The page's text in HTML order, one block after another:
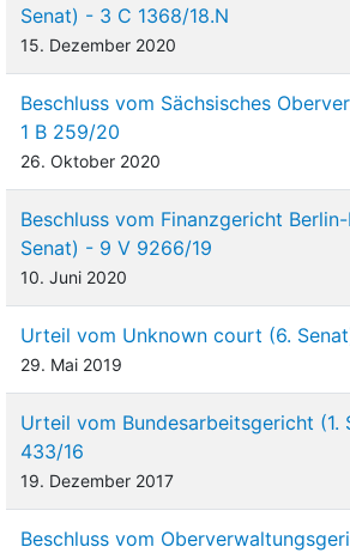
Senat) - 3 C 1368/18.N
15. Dezember 2020
Beschluss vom Sächsisches
1 B 259/20
26. Oktober 2020
Beschluss vom Finanzgericht
Senat) - 9 V 9266/19
10. Juni 2020
Urteil vom Unknown court (6.
29. Mai 2019
Urteil vom Bundesarbeitsgericht (1.
433/16
19. Dezember 2017
Beschluss vom